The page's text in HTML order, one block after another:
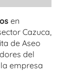
en
Cazuca,
de Aseo
del
empresa